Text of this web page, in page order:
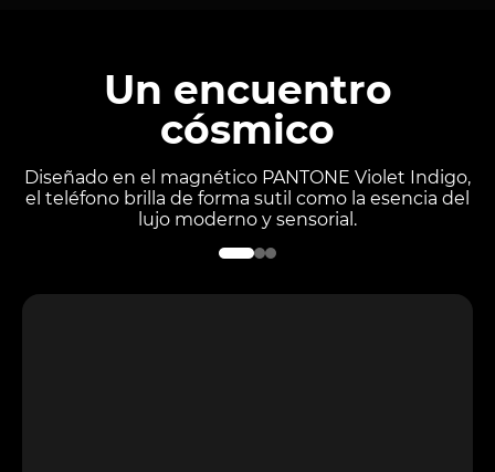
Un encuentro
cósmico
Diseñado en el magnético PANTONE Violet Indigo,
el teléfono brilla de forma sutil como la esencia del
lujo moderno y sensorial.